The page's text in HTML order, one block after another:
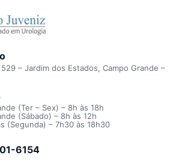
529 – Jardim dos Estados, Campo Grande –
(Ter – Sex) – 8h às 18h
(Sábado) – 8h às 12h
(Segunda) – 7h30 às 18h30
6154